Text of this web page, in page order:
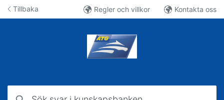
Hoppa till innehåll
Tillbaka Regler och villkor Kontakta oss